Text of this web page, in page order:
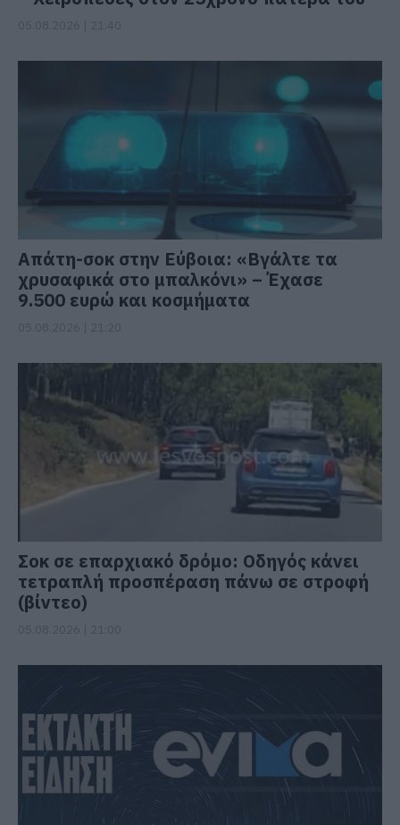
Απάτη-σοκ στην Εύβοια: «Βγάλτε τα
χρυσαφικά στο μπαλκόνι» – Έχασε
9.500 ευρώ και κοσμήματα
Σοκ σε επαρχιακό δρόμο: Οδηγός κάνει
τετραπλή προσπέραση πάνω σε στροφή
(βίντεο)